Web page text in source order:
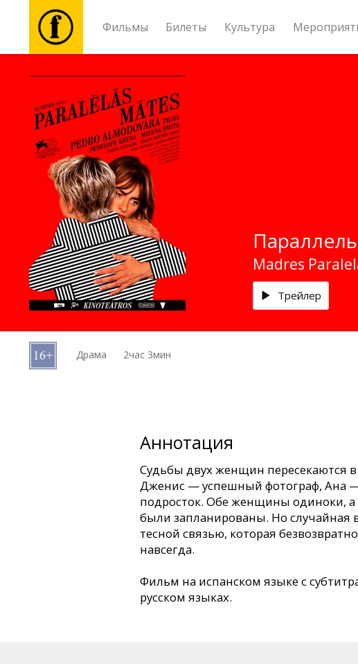
Фильмы Билеты Культура
Фильмы
Билеты
Культура
Мероприятия
Новости
Подарки
B2B
Madres
Трейлер
Драма 2час 3мин
Аннотация
Судьбы двух женщин пересекаются
Дженис — успешный фотограф, Ана
подросток. Обе женщины одиноки, а
были запланированы. Но случайная
тесной связью, которая
навсегда.
Фильм на испанском языке с
русском языках.